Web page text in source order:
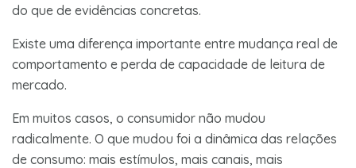
do que de evidências concretas.
Existe uma diferença importante entre mudança real de
comportamento e perda de capacidade de leitura de
mercado.
Em muitos casos, o consumidor não mudou
radicalmente. O que mudou foi a dinâmica das relações
de consumo: mais estímulos, mais canais, mais